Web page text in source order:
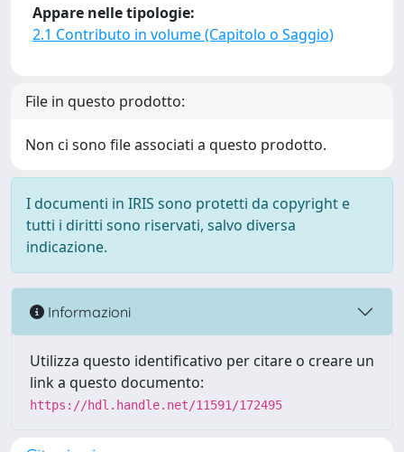
Appare nelle tipologie:
2.1 Contributo in volume (Capitolo o Saggio)
File in questo prodotto:
Non ci sono file associati a questo prodotto.
I documenti in IRIS sono protetti da copyright e
tutti i diritti sono riservati, salvo diversa
indicazione.
Informazioni
Utilizza questo identificativo per citare o creare un
link a questo documento:
https://hdl.handle.net/11591/172495